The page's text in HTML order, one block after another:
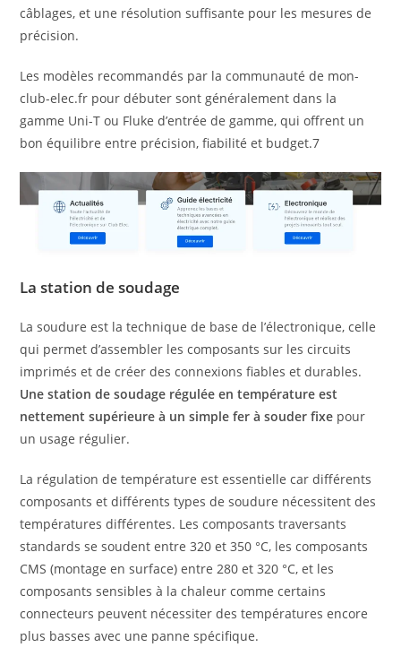
câblages, et une résolution suffisante pour les mesures de
précision.
Les modèles recommandés par la communauté de mon-
club-elec.fr pour débuter sont généralement dans la
gamme Uni-T ou Fluke d’entrée de gamme, qui offrent un
bon équilibre entre précision, fiabilité et budget.7
La station de soudage
La soudure est la technique de base de l’électronique, celle
qui permet d’assembler les composants sur les circuits
imprimés et de créer des connexions fiables et durables.
Une station de soudage régulée en température est
nettement supérieure à un simple fer à souder fixe pour
un usage régulier.
La régulation de température est essentielle car différents
composants et différents types de soudure nécessitent des
températures différentes. Les composants traversants
standards se soudent entre 320 et 350 °C, les composants
CMS (montage en surface) entre 280 et 320 °C, et les
composants sensibles à la chaleur comme certains
connecteurs peuvent nécessiter des températures encore
plus basses avec une panne spécifique.